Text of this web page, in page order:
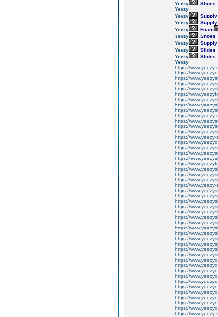
Yeezy
Shoes
Yeezy
Yeezy
Supply
Yeezy
Supply
Yeezy
Foam
Yeezy
Shoes
Yeezy
Supply
Yeezy
Slides
Yeezy
Slides
Yeezy
https://
https://
https://
https://
https://
https://
https://
https://
https://
https://
https://
https://
https://
https://
https://
https://
https://
https://
https://
https://
https://
https://
https://
https://
https://
https://
https://
https://
https://
https://
https://
https://
https://
https://
https://
https://
https://
https://
https://
https://
https://
https://
https://
https://
https://
https://
https://